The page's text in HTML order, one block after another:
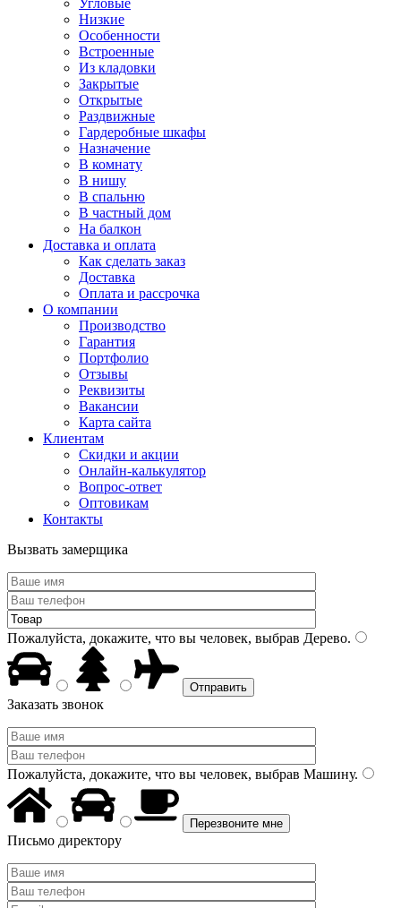
Угловые
Низкие
Особенности
Встроенные
Из кладовки
Закрытые
Открытые
Раздвижные
Гардеробные шкафы
Назначение
В комнату
В нишу
В спальню
В частный дом
На балкон
Доставка и оплата
Как сделать заказ
Доставка
Оплата и рассрочка
О компании
Производство
Гарантия
Портфолио
Отзывы
Реквизиты
Вакансии
Карта сайта
Клиентам
Скидки и акции
Онлайн-калькулятор
Вопрос-ответ
Оптовикам
Контакты
Вызвать замерщика
Пожалуйста, докажите, что вы человек, выбрав Дерево.
Заказать звонок
Пожалуйста, докажите, что вы человек, выбрав Машину.
Письмо директору